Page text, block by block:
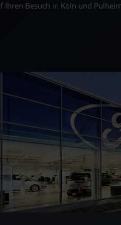
Ihren Besuch in Köln und